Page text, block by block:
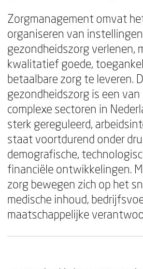
Zorgmanagement omvat
organiseren van
gezondheidszorg verlenen,
kwalitatief goede,
betaalbare zorg te leveren.
gezondheidszorg is een
complexe sectoren in
sterk gereguleerd,
staat voortdurend onder
demografische,
financiële ontwikkelingen.
zorg bewegen zich op het
medische inhoud,
maatschappelijke